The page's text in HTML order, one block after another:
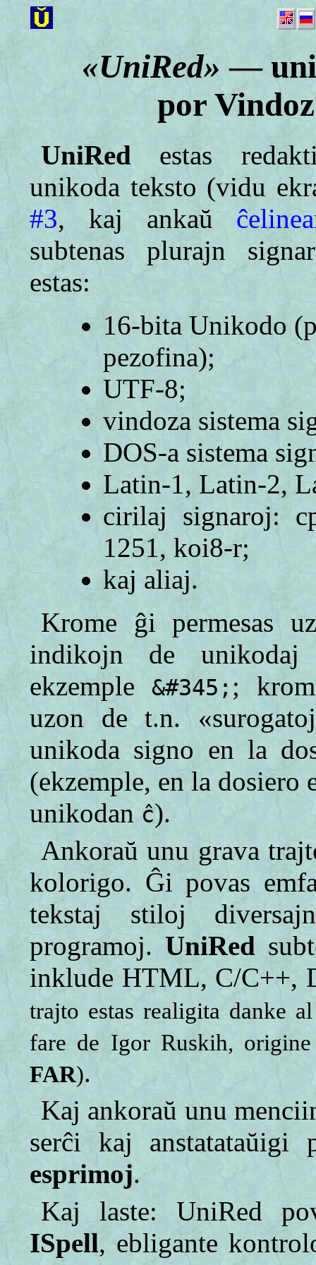
«UniRed» —
por
UniRed estas
unikoda teksto (vidu
#3, kaj ankaŭ
subtenas plurajn
estas:
16-bita Unikodo
pezofina);
UTF-8;
vindoza sistema
DOS-a sistema
Latin-1, Latin-2,
cirilaj signaroj:
1251, koi8-r;
kaj aliaj.
Krome ĝi permesas
indikojn de
ekzemple
&#345; ;
uzon de t.n.
unikoda signo en la
(ekzemple, en la dosiero
unikodan ĉ).
Ankoraŭ unu grava
kolorigo. Ĝi povas
tekstaj stiloj
programoj. UniRed
inklude HTML, C/C++,
trajto estas realigita danke
fare de Igor Ruskih,
FAR).
Kaj ankoraŭ unu
serĉi kaj
esprimoj.
Kaj laste: UniRed
ISpell, ebligante